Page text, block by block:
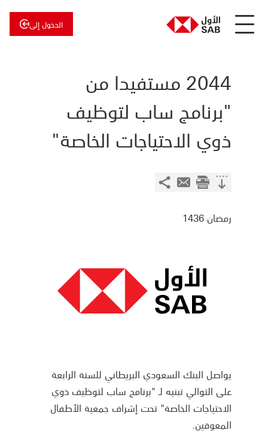
الدخول إلى
للاستثمار 2044 مستفيدا من
"برنامج ساب لتوظيف
ذوي الاحتياجات الخاصة"
رمضان 1436
يواصل البنك السعودي البريطاني للسنة الرابعة
على التوالي تبنيه لـ "برنامج ساب لتوظيف ذوي
الاحتياجات الخاصة" تحت إشراف جمعية الأطفال
المعوقين.